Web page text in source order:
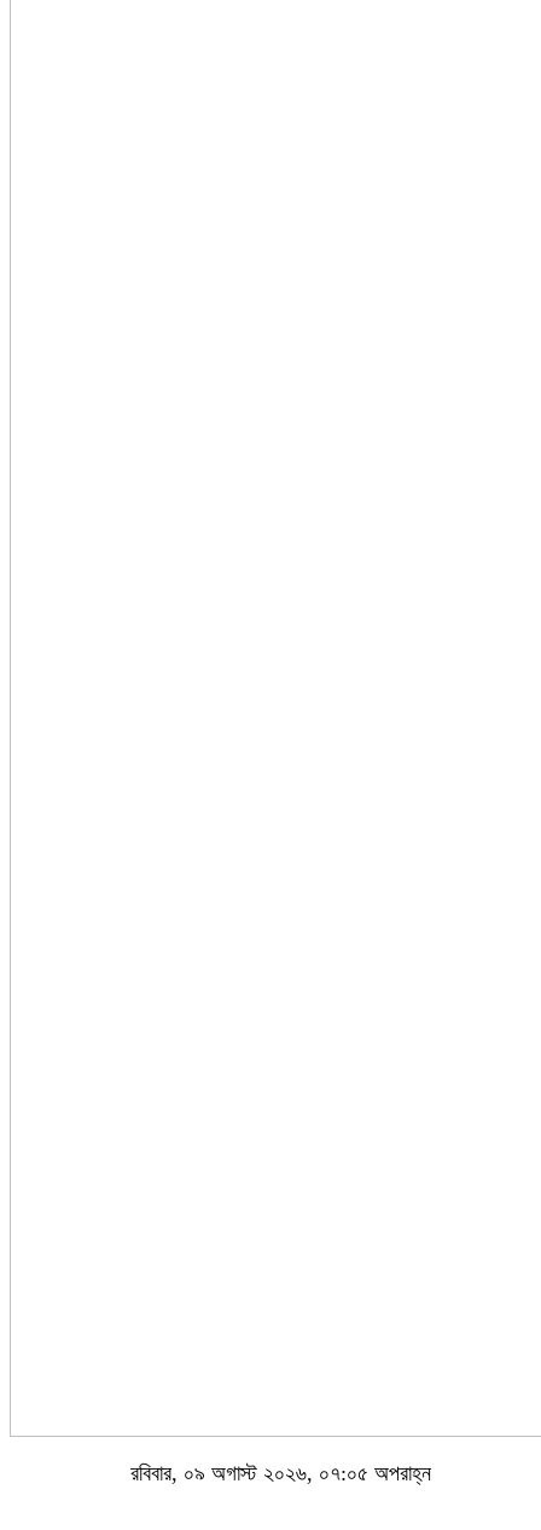
রবিবার, ০৯ অগাস্ট ২০২৬, ০৭:০৫ অপরাহ্ন